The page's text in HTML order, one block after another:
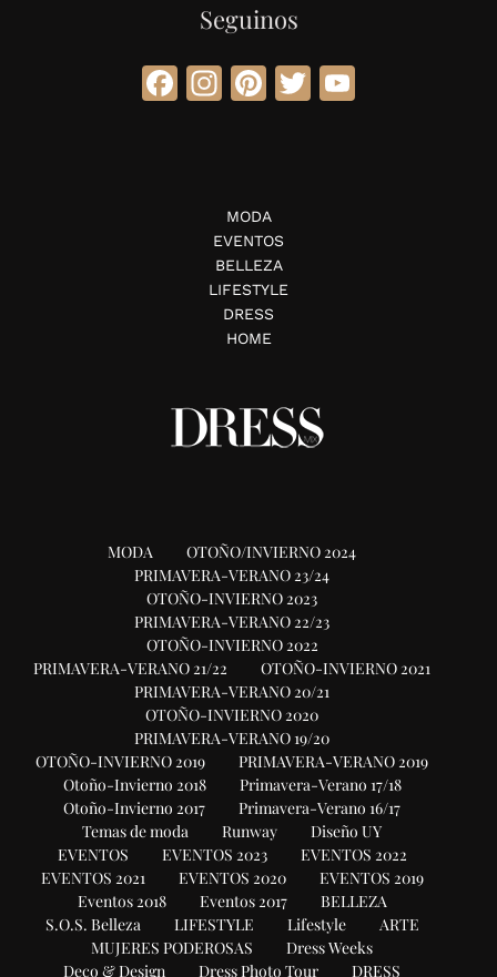
Seguinos
Facebook
Instagram
Pinterest
Twitter
MODA
EVENTOS
BELLEZA
LIFESTYLE
DRESS
HOME
MODA
OTOÑO/INVIERNO 2024
PRIMAVERA-VERANO 23/24
OTOÑO-INVIERNO 2023
PRIMAVERA-VERANO 22/23
OTOÑO-INVIERNO 2022
PRIMAVERA-VERANO 21/22
OTOÑO-INVIERNO 2021
PRIMAVERA-VERANO 20/21
OTOÑO-INVIERNO 2020
PRIMAVERA-VERANO 19/20
OTOÑO-INVIERNO 2019
PRIMAVERA-VERANO 2019
Otoño-Invierno 2018
Primavera-Verano 17/18
Otoño-Invierno 2017
Primavera-Verano 16/17
Temas de moda
Runway
Diseño UY
EVENTOS
EVENTOS 2023
EVENTOS 2022
EVENTOS 2021
EVENTOS 2020
EVENTOS 2019
Eventos 2018
Eventos 2017
BELLEZA
S.O.S. Belleza
LIFESTYLE Lifestyle
ARTE
MUJERES PODEROSAS
Dress Weeks
Deco & Design
Dress Photo Tour DRESS